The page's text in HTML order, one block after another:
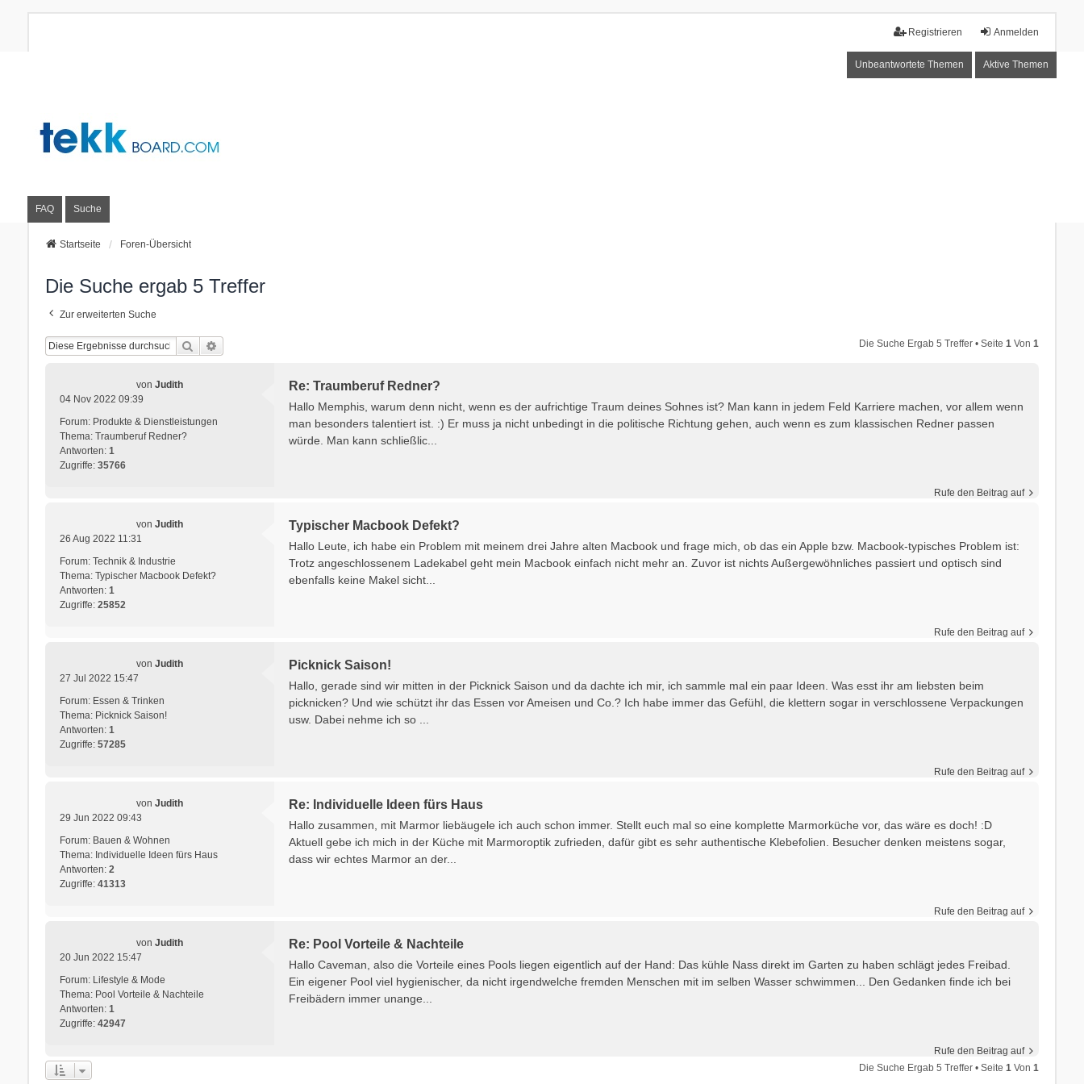
Anmelden
Registrieren
Unbeantwortete Themen Aktive Themen
FAQ Suche
Startseite Foren-Übersicht
Die Suche ergab 5 Treffer
Zur erweiterten Suche
Suche Die Suche Ergab 5 Treffer • Seite1 Von1
von Judith
04 Nov 2022 09:39
Forum: Produkte & Dienstleistungen
Thema: Traumberuf Redner?
Antworten: 1
Zugriffe: 35766
Re: Traumberuf Redner?
Hallo Memphis, warum denn nicht, wenn es der aufrichtige Traum deines Sohnes ist? Man kann in jedem Feld Karriere machen, vor allem wenn
man besonders talentiert ist. :) Er muss ja nicht unbedingt in die politische Richtung gehen, auch wenn es zum klassischen Redner passen
würde. Man kann schließlic...
Rufe den Beitrag auf
von Judith
26 Aug 2022 11:31
Forum: Technik & Industrie
Thema: Typischer Macbook Defekt?
Antworten: 1
Zugriffe: 25852
Typischer Macbook Defekt?
Hallo Leute, ich habe ein Problem mit meinem drei Jahre alten Macbook und frage mich, ob das ein Apple bzw. Macbook-typisches Problem ist:
Trotz angeschlossenem Ladekabel geht mein Macbook einfach nicht mehr an. Zuvor ist nichts Außergewöhnliches passiert und optisch sind
ebenfalls keine Makel sicht...
Rufe den Beitrag auf
von Judith
27 Jul 2022 15:47
Forum: Essen & Trinken
Thema: Picknick Saison!
Antworten: 1
Zugriffe: 57285
Picknick Saison!
Hallo, gerade sind wir mitten in der Picknick Saison und da dachte ich mir, ich sammle mal ein paar Ideen. Was esst ihr am liebsten beim
picknicken? Und wie schützt ihr das Essen vor Ameisen und Co.? Ich habe immer das Gefühl, die klettern sogar in verschlossene Verpackungen
usw. Dabei nehme ich so ...
Rufe den Beitrag auf
von Judith
29 Jun 2022 09:43
Forum: Bauen & Wohnen
Thema: Individuelle Ideen fürs Haus
Antworten: 2
Zugriffe: 41313
Re: Individuelle Ideen fürs Haus
Hallo zusammen, mit Marmor liebäugele ich auch schon immer. Stellt euch mal so eine komplette Marmorküche vor, das wäre es doch! :D
Aktuell gebe ich mich in der Küche mit Marmoroptik zufrieden, dafür gibt es sehr authentische Klebefolien. Besucher denken meistens sogar,
dass wir echtes Marmor an der...
Rufe den Beitrag auf
von Judith
20 Jun 2022 15:47
Forum: Lifestyle & Mode
Thema: Pool Vorteile & Nachteile
Antworten: 1
Zugriffe: 42947
Re: Pool Vorteile & Nachteile
Hallo Caveman, also die Vorteile eines Pools liegen eigentlich auf der Hand: Das kühle Nass direkt im Garten zu haben schlägt jedes Freibad.
Ein eigener Pool viel hygienischer, da nicht irgendwelche fremden Menschen mit im selben Wasser schwimmen... Den Gedanken finde ich bei
Freibädern immer unange...
Rufe den Beitrag auf
Die Suche Ergab 5 Treffer • Seite1 Von1